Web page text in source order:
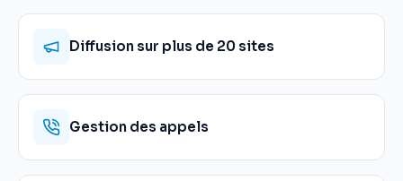
Diffusion sur plus de 20 sites
Gestion des appels